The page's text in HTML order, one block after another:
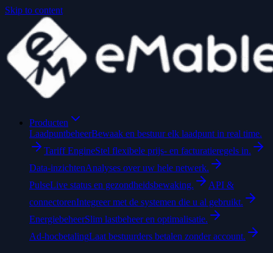
Skip to content
Producten
LaadpuntbeheerBewaak en bestuur elk laadpunt in real time.
Tariff EngineStel flexibele prijs- en facturatieregels in.
Data-inzichtenAnalyses over uw hele netwerk.
PulseLive status en gezondheidsbewaking.
API &
connectorenIntegreer met de systemen die u al gebruikt.
EnergiebeheerSlim lastbeheer en optimalisatie.
Ad-hocbetalingLaat bestuurders betalen zonder account.